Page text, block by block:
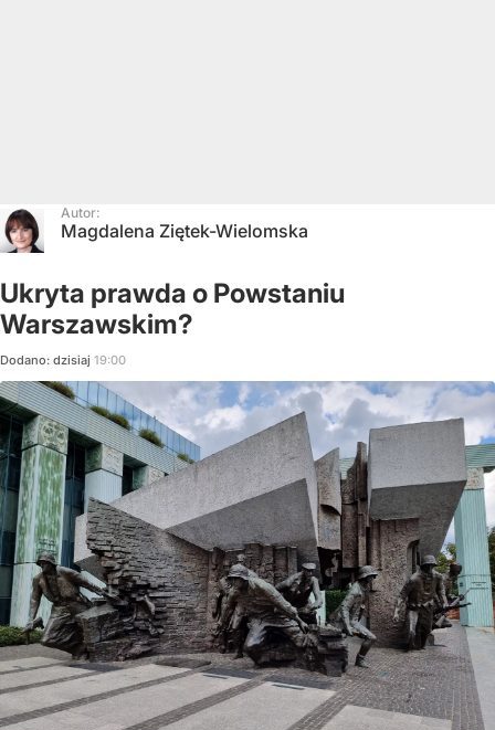
Autor:
Magdalena Ziętek-Wielomska
Ukryta prawda o Powstaniu
Warszawskim?
Dodano: dzisiaj 19:00